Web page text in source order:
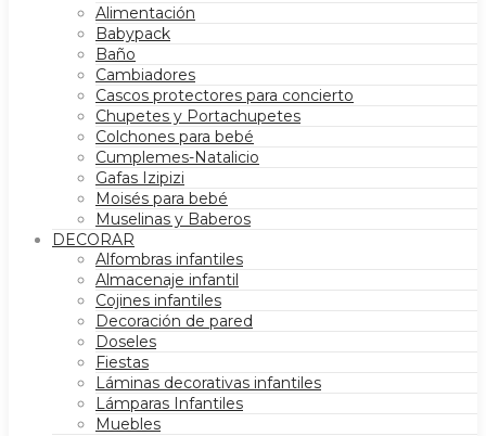
Alimentación
Babypack
Baño
Cambiadores
Cascos protectores para concierto
Chupetes y Portachupetes
Colchones para bebé
Cumplemes-Natalicio
Gafas Izipizi
Moisés para bebé
Muselinas y Baberos
DECORAR
Alfombras infantiles
Almacenaje infantil
Cojines infantiles
Decoración de pared
Doseles
Fiestas
Láminas decorativas infantiles
Lámparas Infantiles
Muebles